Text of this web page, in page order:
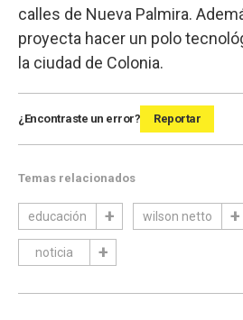
calles de Nueva Palmira.
proyecta hacer un polo
la ciudad de Colonia.
¿Encontraste un error? Reportar
Temas relacionados
educación wilson netto
noticia